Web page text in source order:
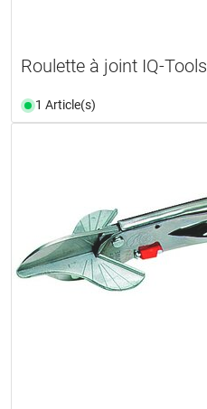
Roulette à joint IQ-Tools
1 Article(s)